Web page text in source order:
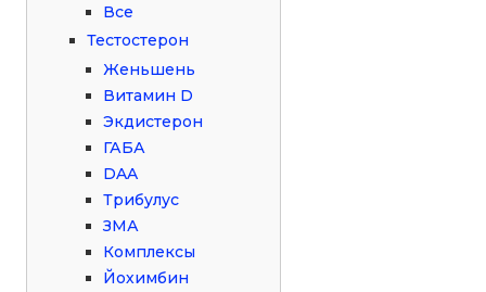
Все
Тестостерон
Женьшень
Витамин D
Экдистерон
ГАБА
DAA
Трибулус
ЗМА
Комплексы
Йохимбин